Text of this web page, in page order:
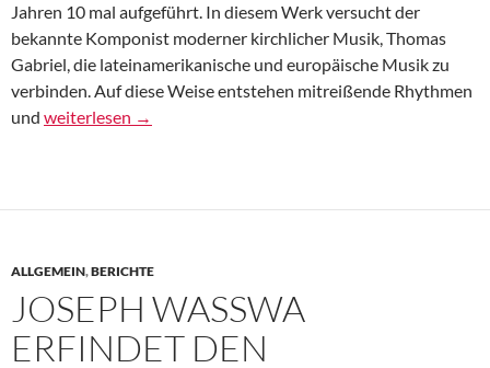
Jahren 10 mal aufgeführt. In diesem Werk versucht der
bekannte Komponist moderner kirchlicher Musik, Thomas
Gabriel, die lateinamerikanische und europäische Musik zu
verbinden. Auf diese Weise entstehen mitreißende Rhythmen
und Misa de solidaridad
weiterlesen →
ALLGEMEIN,BERICHTE
JOSEPH WASSWA
ERFINDET DEN